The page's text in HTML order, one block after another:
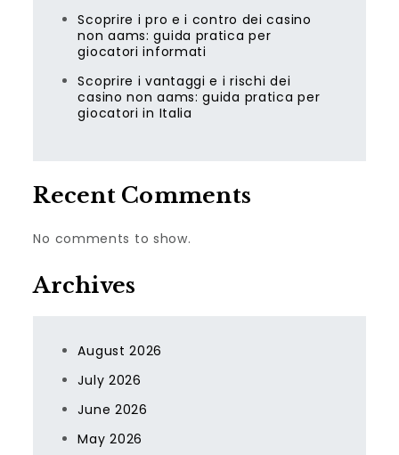
Scoprire i pro e i contro dei casino
non aams: guida pratica per
giocatori informati
Scoprire i vantaggi e i rischi dei
casino non aams: guida pratica per
giocatori in Italia
Recent Comments
No comments to show.
Archives
August 2026
July 2026
June 2026
May 2026